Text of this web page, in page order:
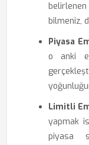
bilmeniz,
Piyasa
o anki
Limitli
yapmak
piyasa